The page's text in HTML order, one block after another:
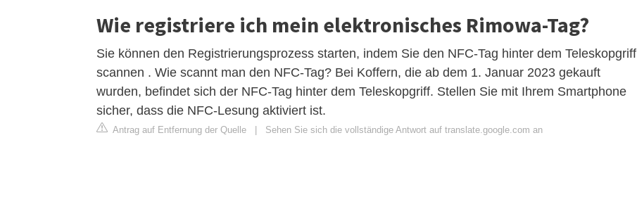
Wie registriere ich mein elektronisches Rimowa-Tag?
Sie können den Registrierungsprozess starten, indem Sie den NFC-Tag hinter dem Teleskopgriff
scannen . Wie scannt man den NFC-Tag? Bei Koffern, die ab dem 1. Januar 2023 gekauft
wurden, befindet sich der NFC-Tag hinter dem Teleskopgriff. Stellen Sie mit Ihrem Smartphone
sicher, dass die NFC-Lesung aktiviert ist.
Antrag auf Entfernung der Quelle Sehen Sie sich die vollständige Antwort auf translate.google.com an